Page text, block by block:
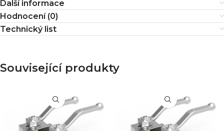
Další informace
Hodnocení (0)
Technický list
Související produkty